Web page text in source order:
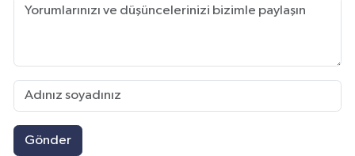
Gönder